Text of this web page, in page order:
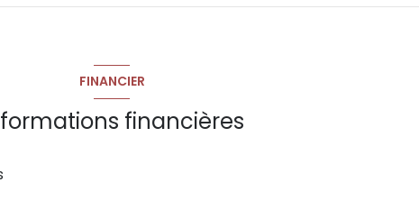
FINANCIER
financières